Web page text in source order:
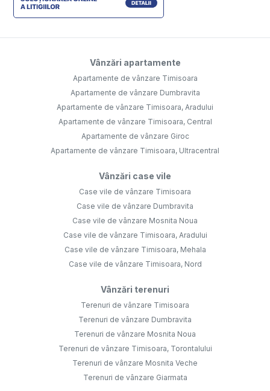
Vânzări apartamente
Apartamente de vânzare Timisoara
Apartamente de vânzare Dumbravita
Apartamente de vânzare Timisoara, Aradului
Apartamente de vânzare Timisoara, Central
Apartamente de vânzare Giroc
Apartamente de vânzare Timisoara, Ultracentral
Vânzări case vile
Case vile de vânzare Timisoara
Case vile de vânzare Dumbravita
Case vile de vânzare Mosnita Noua
Case vile de vânzare Timisoara, Aradului
Case vile de vânzare Timisoara, Mehala
Case vile de vânzare Timisoara, Nord
Vânzări terenuri
Terenuri de vânzare Timisoara
Terenuri de vânzare Dumbravita
Terenuri de vânzare Mosnita Noua
Terenuri de vânzare Timisoara, Torontalului
Terenuri de vânzare Mosnita Veche
Terenuri de vânzare Giarmata